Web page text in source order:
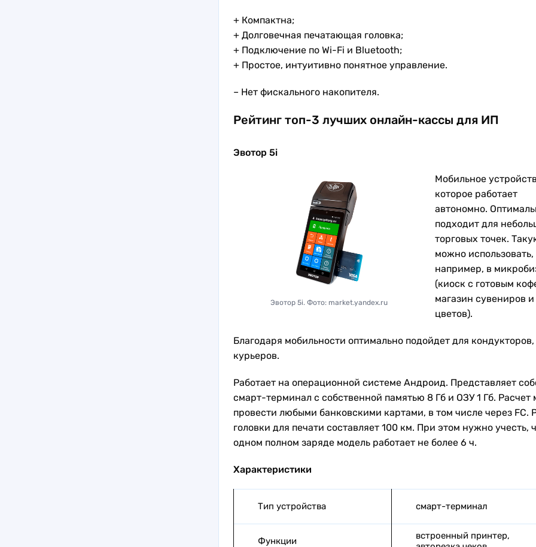
+ Компактна;
+ Долговечная печатающая головка;
+ Подключение по Wi-Fi и Bluetooth;
+ Простое, интуитивно понятное управление.
– Нет фискального накопителя.
Рейтинг топ-3 лучших онлайн-кассы для ИП
Эвотор 5i
Эвотор 5i. Фото: market.yandex.ru
Мобильное
которое работает
автономно.
подходит для
торговых точек.
можно использовать,
например, в
(киоск с готовым
магазин сувениров и
цветов).
Благодаря мобильности оптимально подойдет для кондукторов,
курьеров.
Работает на операционной системе Андроид. Представляет
смарт-терминал с собственной памятью 8 Гб и ОЗУ 1 Гб. Расчет
провести любыми банковскими картами, в том числе через FC.
головки для печати составляет 100 км. При этом нужно учесть,
одном полном заряде модель работает не более 6 ч.
Характеристики
Тип устройства смарт-терминал
Функции
встроенный принтер,